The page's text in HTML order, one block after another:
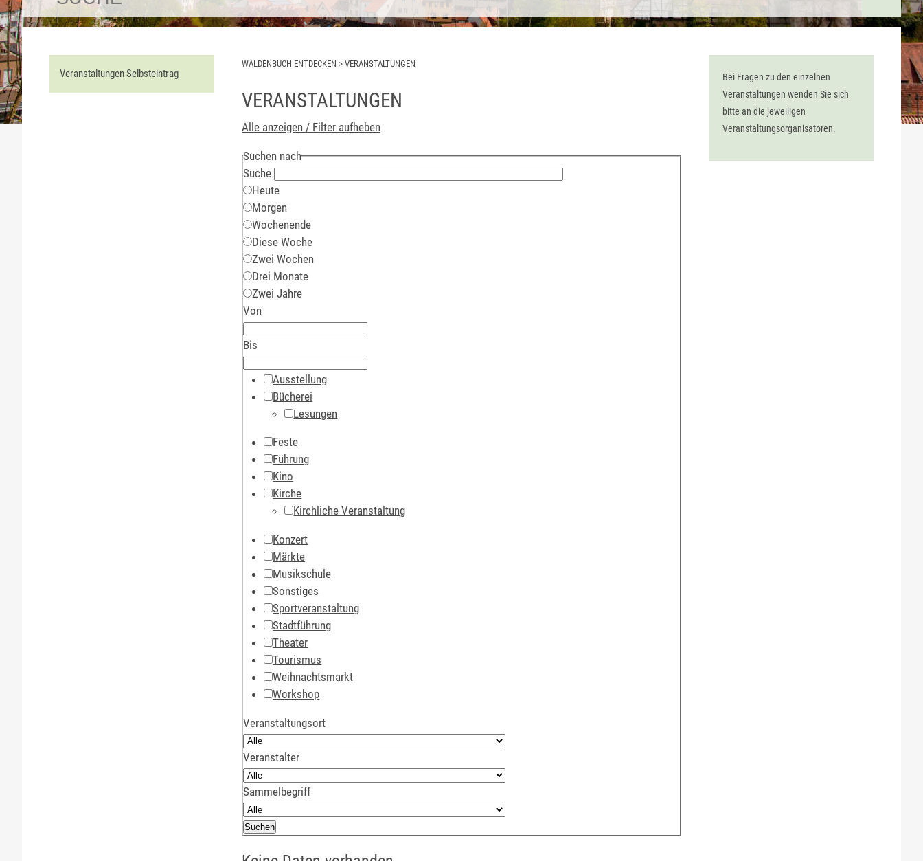
Veranstaltungen Selbsteintrag
WALDENBUCH ENTDECKEN > VERANSTALTUNGEN
VERANSTALTUNGEN
Alle anzeigen / Filter aufheben
Suchen nach
Suche
Heute
Morgen
Wochenende
Diese Woche
Zwei Wochen
Drei Monate
Zwei Jahre
Von
Bis
Ausstellung
Bücherei
Lesungen
Feste
Führung
Kino
Kirche
Kirchliche Veranstaltung
Konzert
Märkte
Musikschule
Sonstiges
Sportveranstaltung
Stadtführung
Theater
Tourismus
Weihnachtsmarkt
Workshop
Veranstaltungsort
Veranstalter
Sammelbegriff
Bei Fragen zu den einzelnen
Veranstaltungen wenden Sie sich
bitte an die jeweiligen
Veranstaltungsorganisatoren.